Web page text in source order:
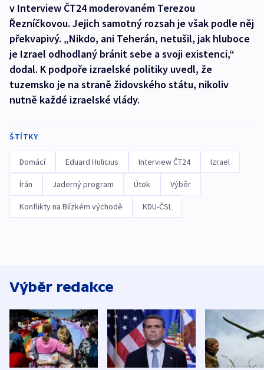
v Interview ČT24 moderovaném Terezou
Řezníčkovou. Jejich samotný rozsah je však podle něj
překvapivý. „Nikdo, ani Teherán, netušil, jak hluboce
je Izrael odhodlaný bránit sebe a svoji existenci,“
dodal. K podpoře izraelské politiky uvedl, že
tuzemsko je na straně židovského státu, nikoliv
nutně každé izraelské vlády.
ŠTÍTKY
Domácí Eduard Hulicius Interview ČT24 Izrael
Írán Jaderný program Útok Výběr
Konflikty na Blízkém východě KDU-ČSL
Výběr redakce